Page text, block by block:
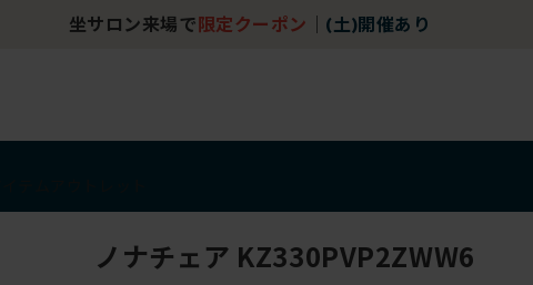
坐サロン来場で 限定クーポン (土)開催あり
ノナチェア KZ330PVP2ZWW6